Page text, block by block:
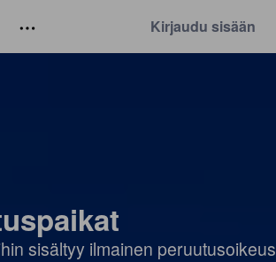
Kirjaudu sisään
sisältyy ilmainen peruutusoikeus